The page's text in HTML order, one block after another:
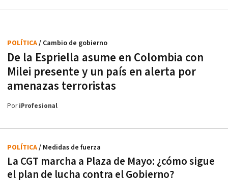
De la Espriella asume en Colombia con
Milei presente y un país en alerta por
amenazas terroristas
POLÍTICA/ Cambio de gobierno
PoriProfesional
La CGT marcha a Plaza de Mayo: ¿cómo sigue
el plan de lucha contra el Gobierno?
POLÍTICA/ Medidas de fuerza